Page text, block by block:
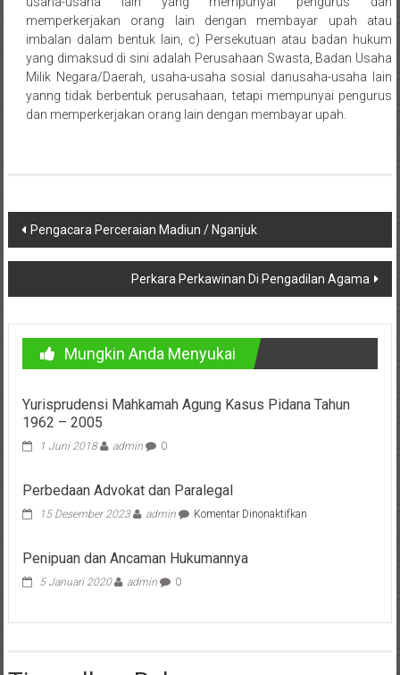
Kebumen,
Tasikmalaya,
Purwodadi,
Palembang,
Bandar
Gianyar,
Lombok,
Temanggung,
Sragen,
Karanganyar,
Malang,
Kediri,
Madiun,
memperkerjakan orang lain dengan membayar upah atau
imbalan dalam bentuk lain, c) Persekutuan atau badan hukum
yang dimaksud di sini adalah Perusahaan Swasta, Badan Usaha
Milik Negara/Daerah, usaha-usaha sosial danusaha-usaha lain
yanng tidak berbentuk perusahaan, tetapi mempunyai pengurus
dan memperkerjakan orang lain dengan membayar upah.
Navigasi
pos
Pengacara Perceraian Madiun / Nganjuk
Perkara Perkawinan Di Pengadilan Agama
Mungkin Anda Menyukai
Yurisprudensi Mahkamah Agung Kasus Pidana Tahun
1962 – 2005
1 Juni 2018 admin 0
Perbedaan Advokat dan Paralegal
15 Desember 2023 admin Komentar Dinonaktifkanpada
Penipuan dan Ancaman Hukumannya
5 Januari 2020 admin 0